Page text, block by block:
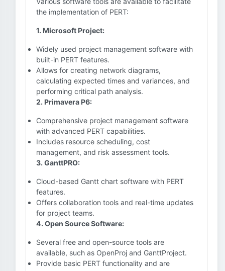
the implementation of PERT:
1. Microsoft Project:
Widely used project management software with
built-in PERT features.
Allows for creating network diagrams,
calculating expected times and variances, and
performing critical path analysis.
2. Primavera P6:
Comprehensive project management software
with advanced PERT capabilities.
Includes resource scheduling, cost
management, and risk assessment tools.
3. GanttPRO:
Cloud-based Gantt chart software with PERT
features.
Offers collaboration tools and real-time updates
for project teams.
4. Open Source Software:
Several free and open-source tools are
available, such as OpenProj and GanttProject.
Provide basic PERT functionality and are